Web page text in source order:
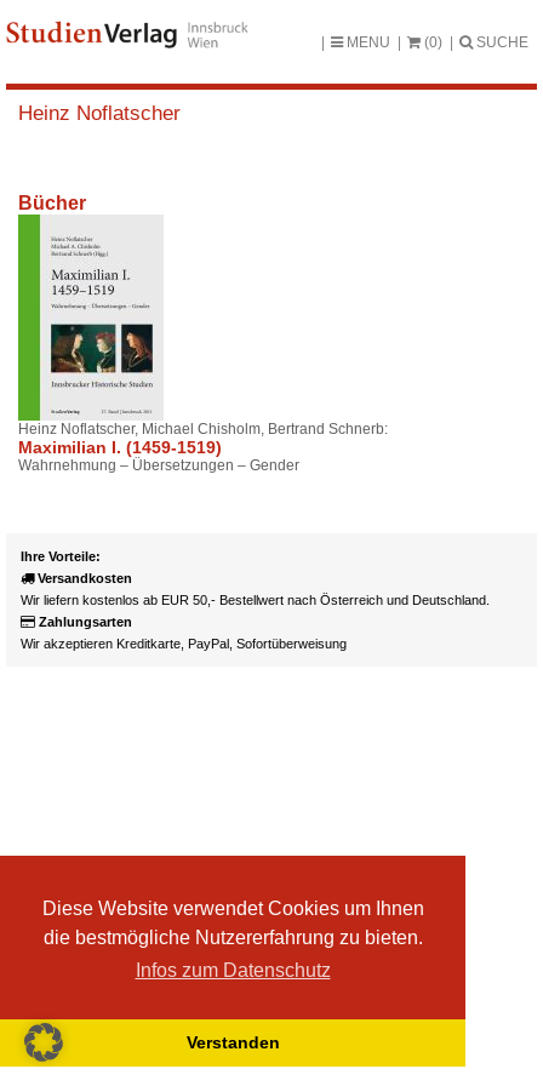
Diese Website verwendet Cookies um Ihnen
die bestmögliche Nutzererfahrung zu bieten.
Infos zum Datenschutz
Verstanden
MENU (0) SUCHE
Heinz Noflatscher
Bücher
Heinz Noflatscher, Michael Chisholm, Bertrand Schnerb:
Maximilian I. (1459-1519)
Wahrnehmung – Übersetzungen – Gender
Ihre Vorteile:
Versandkosten
Wir liefern kostenlos ab EUR 50,- Bestellwert nach Österreich und Deutschland.
Zahlungsarten
Wir akzeptieren Kreditkarte, PayPal, Sofortüberweisung